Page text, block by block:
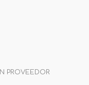
PROVEEDOR